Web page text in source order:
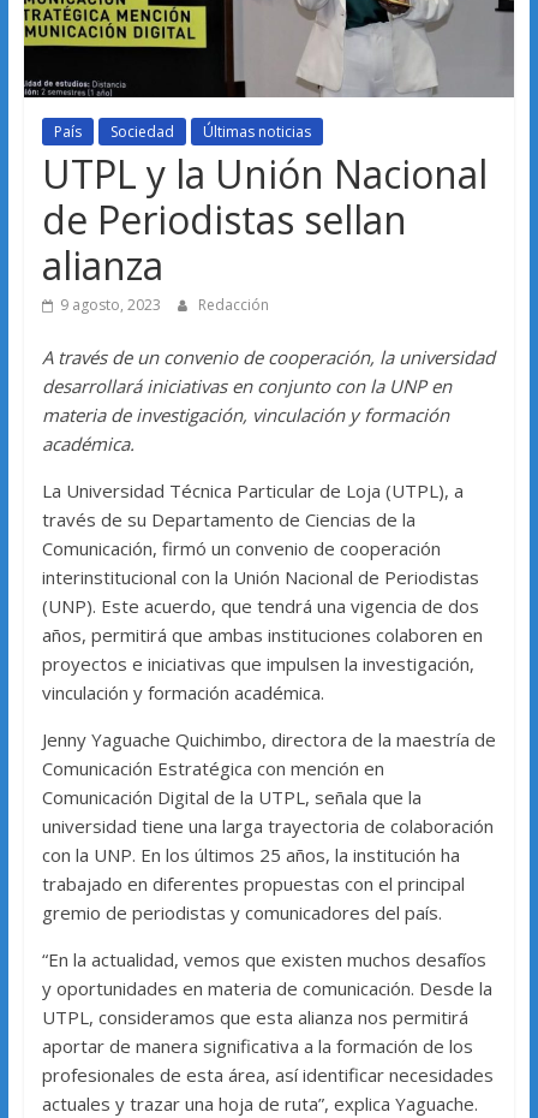
País Sociedad Últimas noticias
UTPL y la Unión Nacional
de Periodistas sellan
alianza
9 agosto, 2023 Redacción
A través de un convenio de cooperación, la universidad
desarrollará iniciativas en conjunto con la UNP en
materia de investigación, vinculación y formación
académica.
La Universidad Técnica Particular de Loja (UTPL), a
través de su Departamento de Ciencias de la
Comunicación, firmó un convenio de cooperación
interinstitucional con la Unión Nacional de Periodistas
(UNP). Este acuerdo, que tendrá una vigencia de dos
años, permitirá que ambas instituciones colaboren en
proyectos e iniciativas que impulsen la investigación,
vinculación y formación académica.
Jenny Yaguache Quichimbo, directora de la maestría de
Comunicación Estratégica con mención en
Comunicación Digital de la UTPL, señala que la
universidad tiene una larga trayectoria de colaboración
con la UNP. En los últimos 25 años, la institución ha
trabajado en diferentes propuestas con el principal
gremio de periodistas y comunicadores del país.
“En la actualidad, vemos que existen muchos desafíos
y oportunidades en materia de comunicación. Desde la
UTPL, consideramos que esta alianza nos permitirá
aportar de manera significativa a la formación de los
profesionales de esta área, así identificar necesidades
actuales y trazar una hoja de ruta”, explica Yaguache.